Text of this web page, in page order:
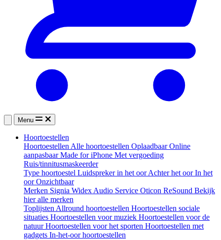
Menu
Hoortoestellen
HoortoestellenAlle hoortoestellen OplaadbaarOnline
aanpasbaarMade for iPhone Met vergoeding
Ruis/tinnitusmaskeerder
Type hoortoestel Luidspreker in het oorAchter het oorIn het
oorOnzichtbaar
Merken Signia WidexAudio Service Oticon ReSound Bekijk
hier alle merken
ToplijstenAllround hoortoestellen Hoortoestellen sociale
situaties Hoortoestellen voor muziek Hoortoestellen voor de
natuurHoortoestellen voor het sporten Hoortoestellen met
gadgets In-het-oor hoortoestellen